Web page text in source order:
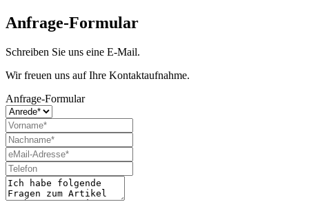
Anfrage-Formular
Schreiben Sie uns eine E-Mail.
Wir freuen uns auf Ihre Kontaktaufnahme.
Anfrage-Formular